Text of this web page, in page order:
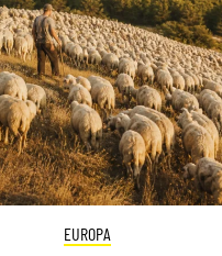
EUROPA